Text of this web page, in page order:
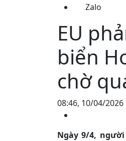
Zalo
EU
biển
chờ
08:46, 10/04/2026
Ngày 9/4,